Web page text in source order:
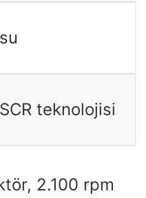
su
SCR teknolojisi
2.100 rpm